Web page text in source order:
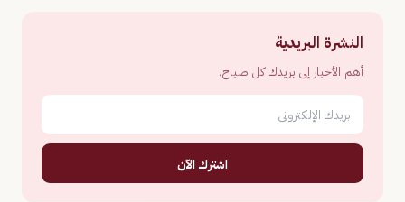
النشرة البريدية
أهم الأخبار إلى بريدك كل صباح.
اشترك الآن